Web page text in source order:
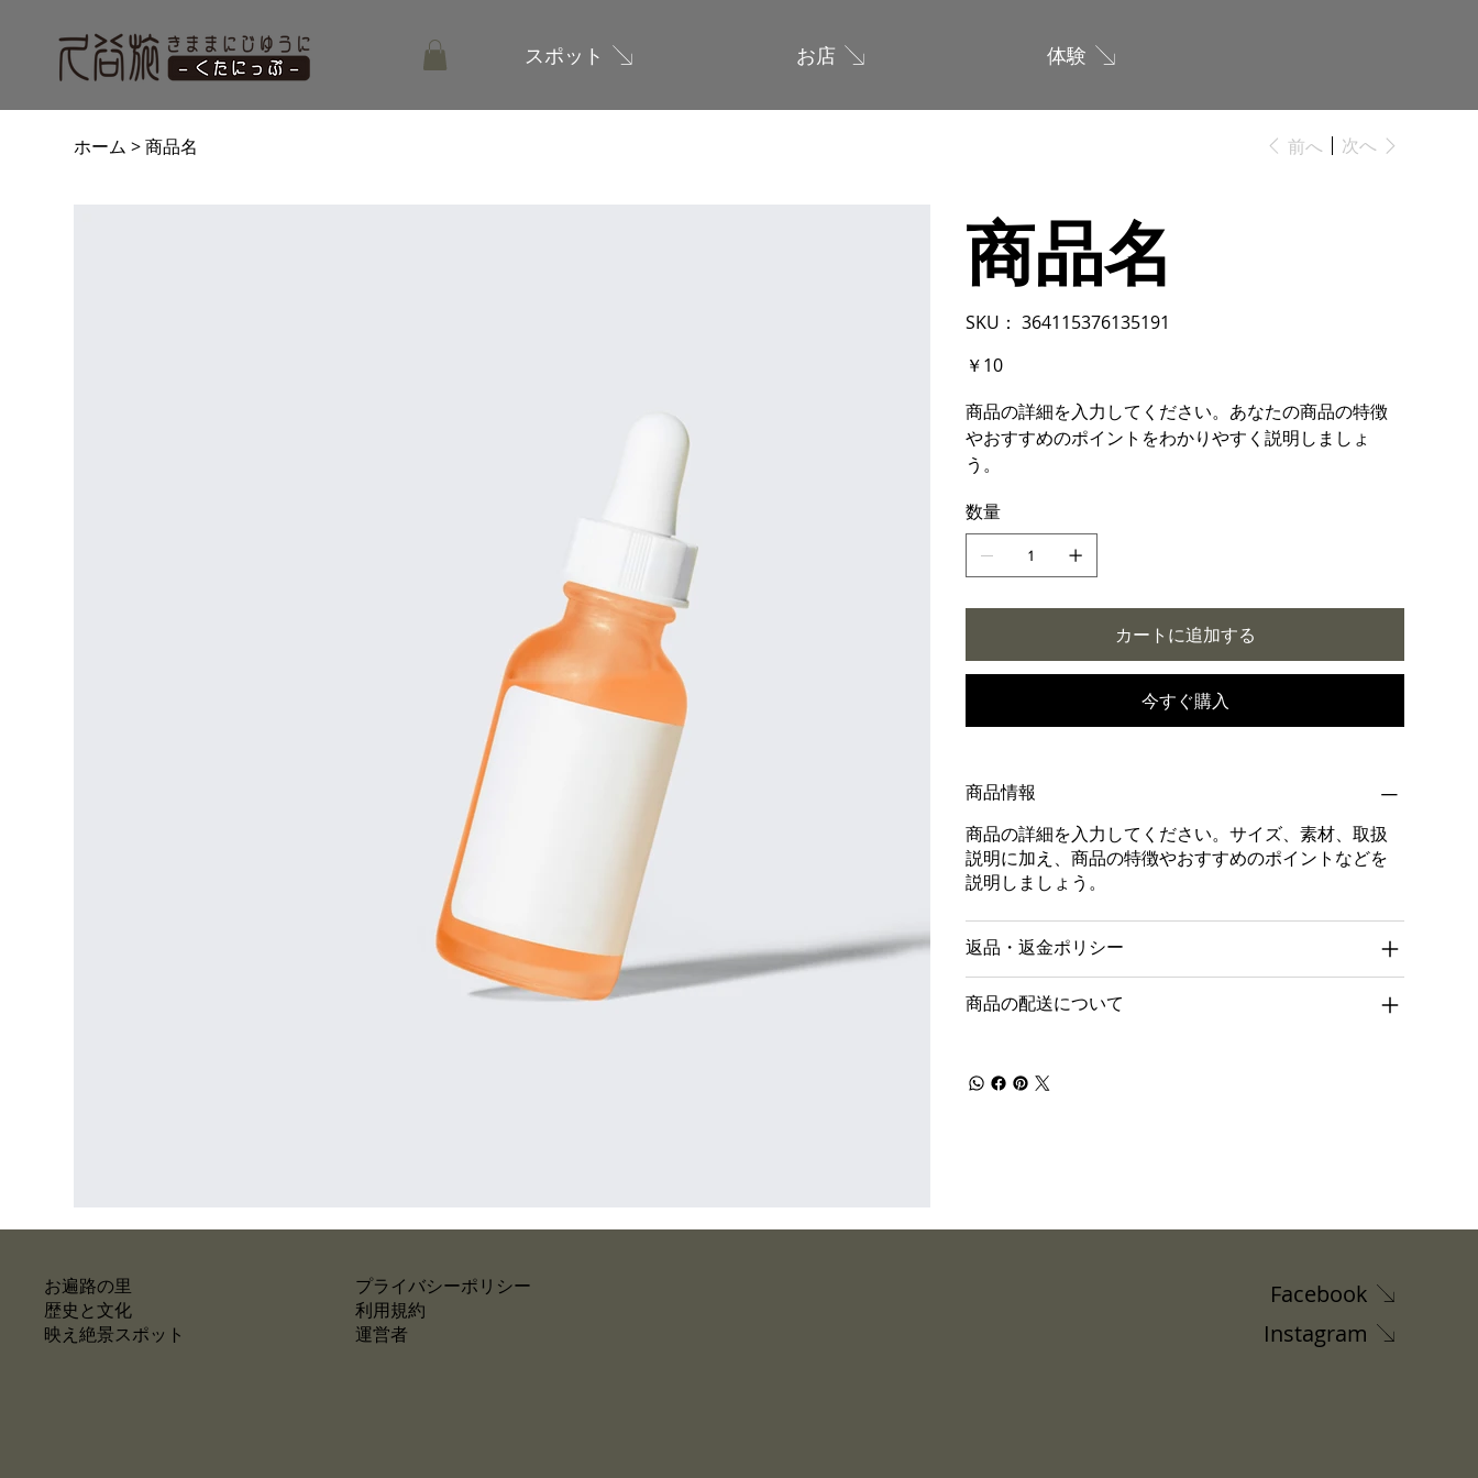
スポット お店 体験
ホーム >商品名 前へ 次へ
商品名
SKU：
SKU：
364115376135191
364115376135191
価
格
￥10
商品の詳細を入力してください。あなたの商品の特徴
やおすすめのポイントをわかりやすく説明しましょ
う。
数量
カートに追加する
今すぐ購入
商品情報
商品の詳細を入力してください。サイズ、素材、取扱
説明に加え、商品の特徴やおすすめのポイントなどを
説明しましょう。
返品・返金ポリシー
商品の配送について
お遍路の里
歴史と文化
映え絶景スポット
プライバシーポリシー
利用規約
運営者
Facebook
Instagram